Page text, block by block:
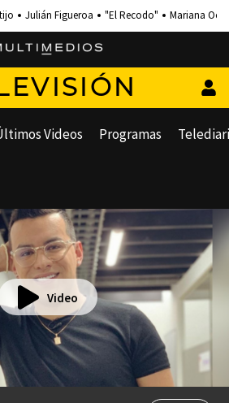
Julián Figueroa "El Recodo" Mariana
Videos Programas
Video